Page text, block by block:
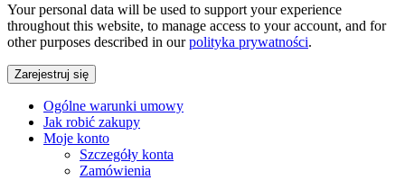
Your personal data will be used to support your experience
throughout this website, to manage access to your account, and for
other purposes described in ourpolityka prywatności.
Zarejestruj się
Ogólne warunki umowy
Jak robić zakupy
Moje konto
Szczegóły konta
Zamówienia